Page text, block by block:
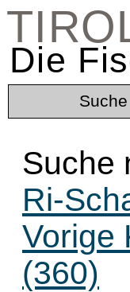
Die
Suche
Suche
Ri-
Vorige
(360)